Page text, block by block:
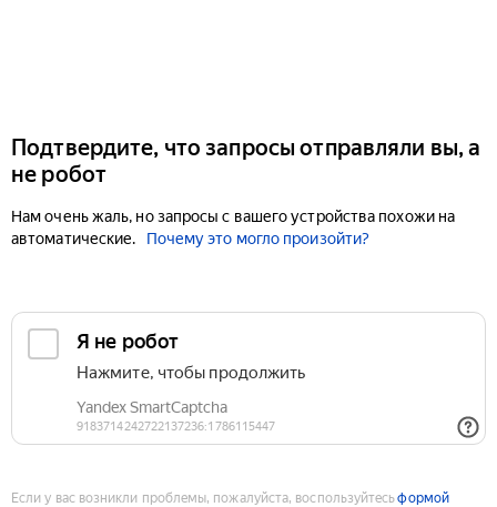
Подтвердите, что запросы отправляли вы, а
не робот
Нам очень жаль, но запросы с вашего устройства похожи на
автоматические.
Почему это могло произойти?
Если у вас возникли проблемы, пожалуйста, воспользуйтесьформой